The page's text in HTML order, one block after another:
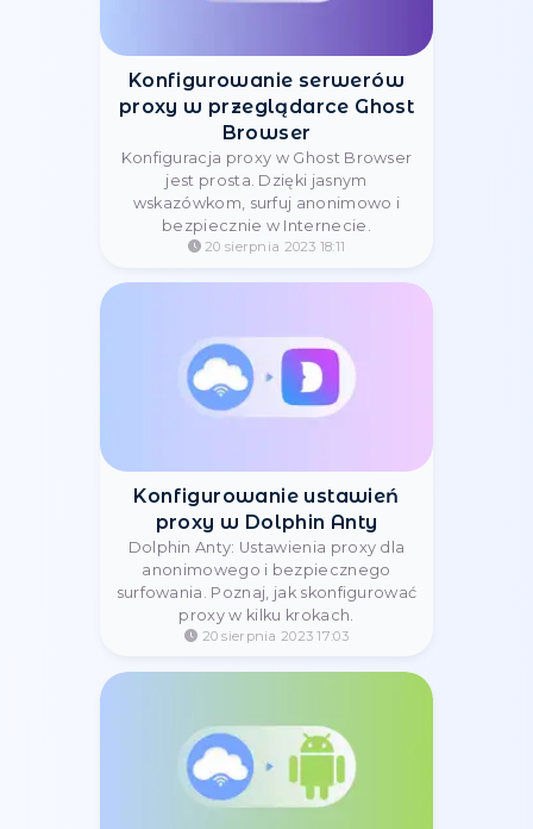
Konfigurowanie serwerów
proxy za pomocą Octoparse
dzięki Octoparse: łatwa konfiguracja
zbierając dane anonimowo i
bezpiecznie.
20 sierpnia 2023 22:07
Prosta konfiguracja proxy
dla Multilogin
Ustawienia proxy dla Multilogin: kroki